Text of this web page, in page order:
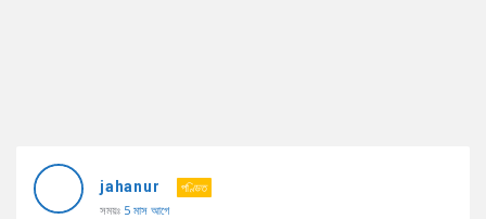
AddaBuzz.net
Latest
jahanur
পণ্ডিত
সময়ঃ 5 মাস আগে